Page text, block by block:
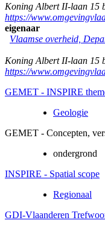
Koning Albert II-laan 15
https://
eigenaar
Vlaamse overheid,
Koning Albert II-laan 15
https://
GEMET - INSPIRE
Geologie
GEMET - Concepten,
ondergrond
INSPIRE - Spatial scope
Regionaal
GDI-Vlaanderen